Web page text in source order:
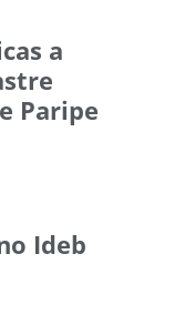
a
Paripe
Ideb